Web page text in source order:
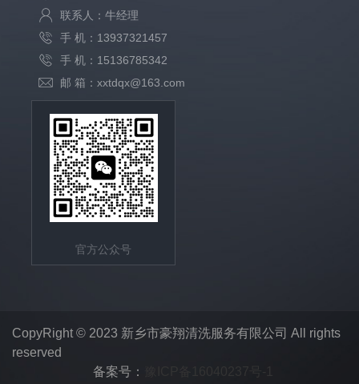
官方公众号
联系人：牛经理
手 机：13937321457
手 机：15136785342
邮 箱：xxtdqx@163.com
CopyRight © 2023 新乡市豪翔清洗服务有限公司 All rights
reserved
备案号：
豫ICP备16040237号-1